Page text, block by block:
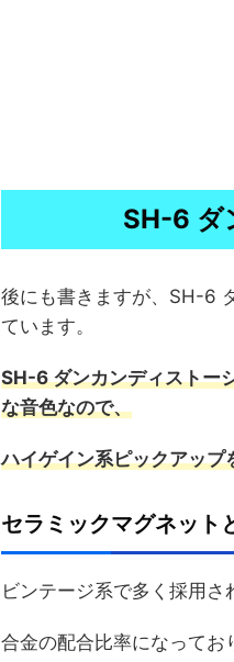
SH-6 ダ
後にも書きますが、SH-6
ています。
SH-6 ダンカンディストー
な音色なので、
ハイゲイン系ピックアッ
セラミックマグネット
ビンテージ系で多く採用
合金の配合比率になってお